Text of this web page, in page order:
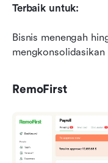
Terbaik untuk:
Bisnis menengah
RemoFirst